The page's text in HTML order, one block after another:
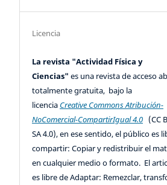
Licencia
La revista "Actividad Física y
Ciencias"es una revista de acceso
totalmente gratuita, bajo la
licencia Creative Commons Atribución-
NoComercial-CompartirIgual 4.0 (CC
SA 4.0), en ese sentido, el público es
compartir: Copiar y redistribuir el
en cualquier medio o formato. El
es libre de Adaptar: Remezclar,